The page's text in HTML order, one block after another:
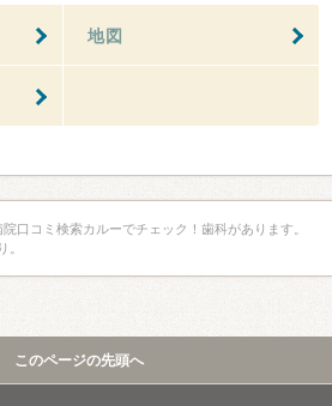
地図
口コミ検索カルーでチェック！歯科があります。
。
このページの先頭へ